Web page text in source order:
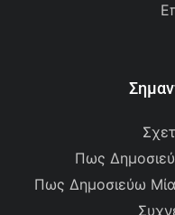
Πως
Πως Δημοσιεύω